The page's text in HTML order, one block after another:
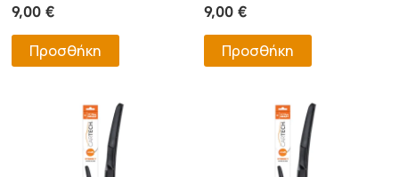
9,00€
Προσθήκη
9,00 €
Προσθήκη